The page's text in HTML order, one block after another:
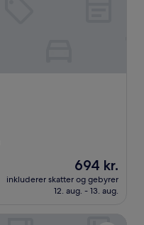
Prisen
er
694 kr.
694 kr.
inkluderer skatter og gebyrer
12. aug. - 13. aug.